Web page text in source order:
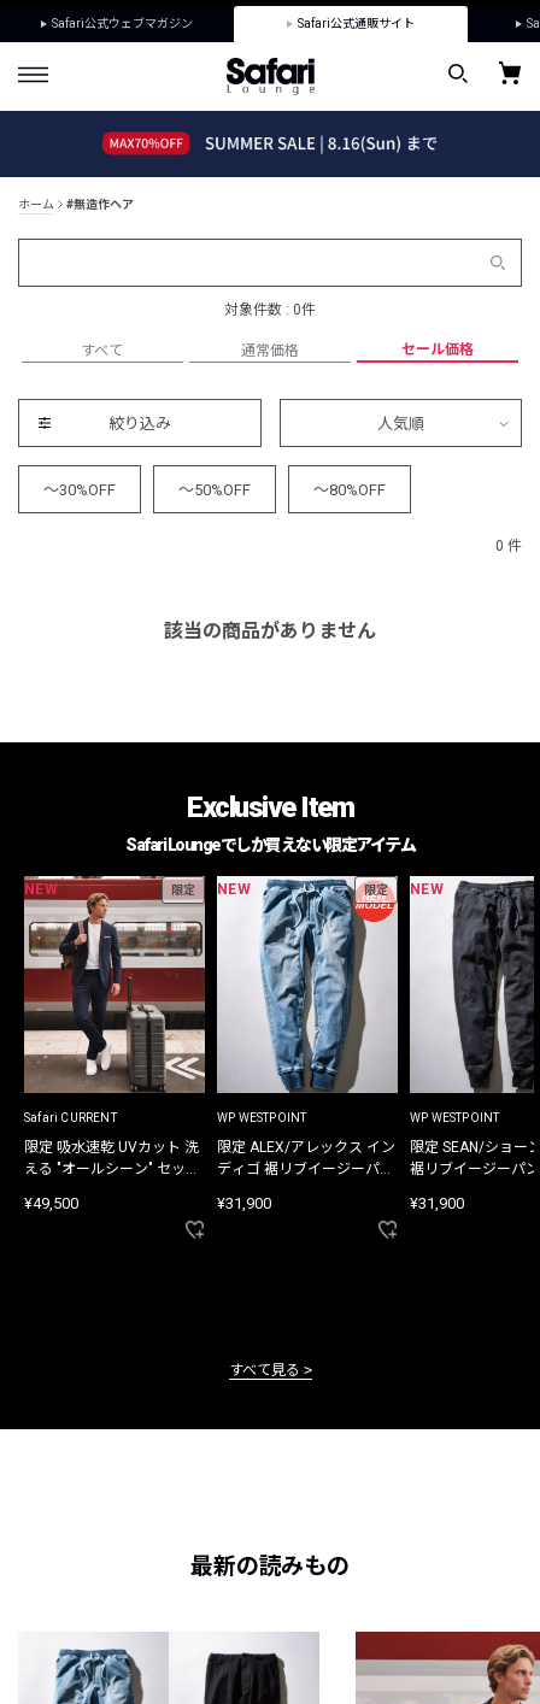
Safari公式ウェブマガジン Safari公式通販サイト
ホーム #無造作ヘア
対象件数 : 0件
すべて 通常価格 セール価格
絞り込み 人気順
～30%OFF ～50%OFF ～80%OFF
0 件
該当の商品がありません
Exclusive Item
Safari Loungeでしか買えない限定アイテム
NEW 限定
Safari CURRENT
限定 吸水速乾 UVカット 洗
える "オールシーン" セット
¥49,500
NEW 限定
WP WESTPOINT
限定 ALEX/アレックス イン
ディゴ 裾リブイージーパン
¥31,900
NEW
WP WESTPOINT
限定 SEAN/ショー
裾リブイージーパ
¥31,900
すべて見る
最新の読みもの